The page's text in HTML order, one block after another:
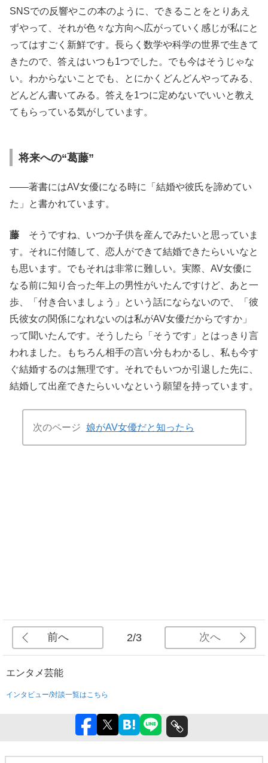
SNSでの反響やこの本のように、できることをとりあえ
ずやって、それが色々な方向へ広がっていく感じが私にと
ってはすごく新鮮です。長らく数学や科学の世界で生きて
きたので、答えはいつも1つでした。でも今はそうじゃな
い。わからないことでも、とにかくどんどんやってみる、
どんどん書いてみる。答えを1つに定めないでいいと教え
てもらっている気がしています。
将来への“葛藤”
――著書にはAV女優になる時に「結婚や彼氏を諦めてい
た」と書かれています。
藤 そうですね、いつか子供を産んでみたいと思っていま
す。それに付随して、恋人ができて結婚できたらいいなと
も思います。でもそれは非常に難しい。実際、AV女優に
なる前に知り合った年上の男性がいたんですけど、あと一
歩、「付き合いましょう」という話にならないので、「彼
氏彼女の関係になれないのは私がAV女優だからですか」
って聞いたんです。そうしたら「そうです」とはっきり言
われました。もちろん相手の言い分もわかるし、私も今す
ぐ結婚するのは無理です。それでもいつか引退した先に、
結婚して出産できたらいいなという願望を持っています。
次のページ 娘がAV女優だと知ったら
前へ 2/3 次へ
エンタメ芸能
インタビュー/対談一覧はこちら